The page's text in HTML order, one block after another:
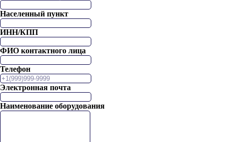
Населенный пункт
ИНН/КПП
ФИО контактного лица
Телефон
Электронная почта
Наименование оборудования